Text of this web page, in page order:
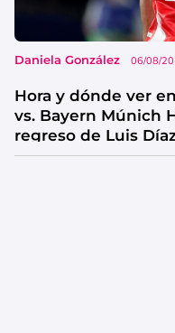
Daniela González 06/08/
Hora y dónde ver
vs. Bayern Múnich
regreso de Luis